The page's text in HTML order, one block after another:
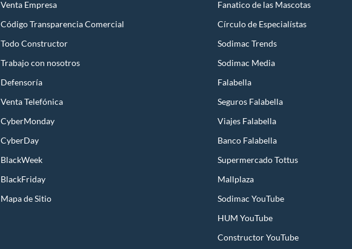
Venta Empresa
Código Transparencia Comercial
Todo Constructor
Trabajo con nosotros
Defensoría
Venta Telefónica
CyberMonday
CyberDay
BlackWeek
BlackFriday
Mapa de Sitio
Fanatico de las Mascotas
Círculo de Especialístas
Sodimac Trends
Sodimac Media
Falabella
Seguros Falabella
Viajes Falabella
Banco Falabella
Supermercado Tottus
Mallplaza
Sodimac YouTube
HUM YouTube
Constructor YouTube